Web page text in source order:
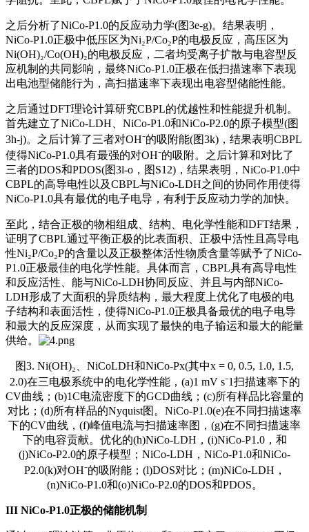
之后分析了NiCo-P1.0的反应动力学(图3e-g)。结果表明，
NiCo-P1.0正极中低压区为Ni₂P/Co₂P的电极反应，高压区为
Ni(OH)₂/Co(OH)₂的电极反应，二者均受离子扩散与电容型反
应机制的共同影响，最终NiCo-P1.0正极在低扫描速率下表现
出电池型储能行为，高扫描速率下表现出电容型储能性能。
之后通过DFT理论计算研究CBPL的优越性和性能提升机制。
首先建立了NiCo-LDH、NiCo-P1.0和NiCo-P2.0的原子模型(图
3h-j)。之后计算了三者对OH⁻的吸附能(图3k)，结果表明CBPL
使得NiCo-P1.0具有最强的对OH⁻的吸附。之后计算和对比了
三者的DOS和PDOS(图3l-o，图S12)，结果表明，NiCo-P1.0中
CBPL的高导电性以及CBPL与NiCo-LDH之间的协同作用使得
NiCo-P1.0具有最优的电子电导，有利于反应动力学的加快。
至此，结合正极的物相组成、结构、电化学性能和DFT结果，
证明了CBPL通过平衡正极的比表面积、正极中活性且高导电
性Ni₂P/Co₂P的含量以及正极整体活性物质含量等赋予了NiCo-
P1.0正极最佳的电化学性能。具体而言，CBPL具有高导电性
和反应活性、能与NiCo-LDH协同反应、并且与内部NiCo-
LDH形成了大面积的异质结构，最大程度上优化了电极的电
子结构和表面活性，使得NiCo-P1.0正极具备最优的电子电导
和最大的反应深度，从而实现了最快的电子输运和最大的能量
供给。
图3. Ni(OH)₂、NiCoLDH和NiCo-Px(其中x = 0, 0.5, 1.0, 1.5,
2.0)在三电极系统中的电化学性能，(a)1 mV s⁻1扫描速率下的
CV曲线；(b)1C电流密度下的GCD曲线；(c)所有样品比容量的
对比；(d)所有样品的Nyquist图。NiCo-P1.0(e)在不同扫描速率
下的CV曲线，(f)峰值电流与扫描速率图，(g)在不同扫描速率
下的电容贡献。优化的(h)NiCo-LDH，(i)NiCo-P1.0，和
(j)NiCo-P2.0的原子模型；NiCo-LDH，NiCo-P1.0和NiCo-
P2.0(k)对OH⁻的吸附能；(l)DOS对比；(m)NiCo-LDH，
(n)NiCo-P1.0和(o)NiCo-P2.0的DOS和PDOS。
III NiCo-P1.0正极的储能机制